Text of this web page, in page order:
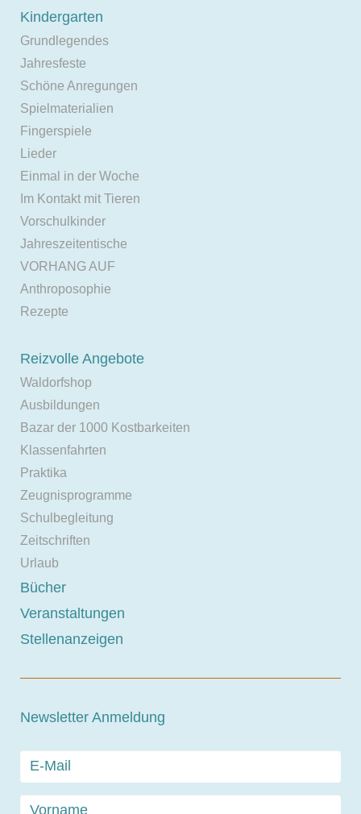
Kindergarten
Grundlegendes
Jahresfeste
Schöne Anregungen
Spielmaterialien
Fingerspiele
Lieder
Einmal in der Woche
Im Kontakt mit Tieren
Vorschulkinder
Jahreszeitentische
VORHANG AUF
Anthroposophie
Rezepte
Reizvolle Angebote
Waldorfshop
Ausbildungen
Bazar der 1000 Kostbarkeiten
Klassenfahrten
Praktika
Zeugnisprogramme
Schulbegleitung
Zeitschriften
Urlaub
Bücher
Veranstaltungen
Stellenanzeigen
Newsletter Anmeldung